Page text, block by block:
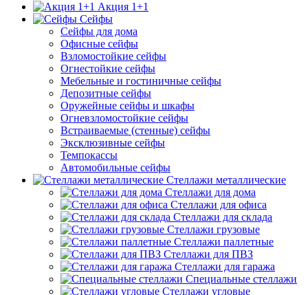
Акция 1+1
Сейфы
Сейфы для дома
Офисные сейфы
Взломостойкие сейфы
Огнестойкие сейфы
Мебельные и гостиничные сейфы
Депозитные сейфы
Оружейные сейфы и шкафы
Огневзломостойкие сейфы
Встраиваемые (стенные) сейфы
Эксклюзивные сейфы
Темпокассы
Автомобильные сейфы
Стеллажи металлические
Стеллажи для дома
Стеллажи для офиса
Стеллажи для склада
Стеллажи грузовые
Стеллажи паллетные
Стеллажи для ПВЗ
Стеллажи для гаража
Специальные стеллажи
Стеллажи угловые